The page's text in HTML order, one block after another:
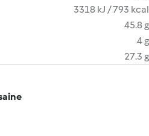
3318 kJ / 793 kcal
45.8 g
4 g
27.3 g